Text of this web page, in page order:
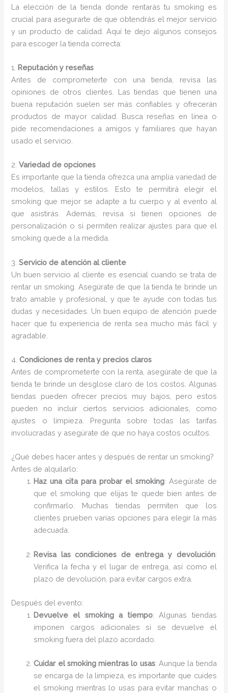
La elección de la tienda donde rentarás tu smoking es
crucial para asegurarte de que obtendrás el mejor servicio
y un producto de calidad. Aquí te dejo algunos consejos
para escoger la tienda correcta:
1. Reputación y reseñas
Antes de comprometerte con una tienda, revisa las
opiniones de otros clientes. Las tiendas que tienen una
buena reputación suelen ser más confiables y ofrecerán
productos de mayor calidad. Busca reseñas en línea o
pide recomendaciones a amigos y familiares que hayan
usado el servicio.
2.Variedad de opciones
Es importante que la tienda ofrezca una amplia variedad de
modelos, tallas y estilos. Esto te permitirá elegir el
smoking que mejor se adapte a tu cuerpo y al evento al
que asistirás. Además, revisa si tienen opciones de
personalización o si permiten realizar ajustes para que el
smoking quede a la medida.
3.Servicio de atención al cliente
Un buen servicio al cliente es esencial cuando se trata de
rentar un smoking. Asegúrate de que la tienda te brinde un
trato amable y profesional, y que te ayude con todas tus
dudas y necesidades. Un buen equipo de atención puede
hacer que tu experiencia de renta sea mucho más fácil y
agradable.
4.Condiciones de renta y precios claros
Antes de comprometerte con la renta, asegúrate de que la
tienda te brinde un desglose claro de los costos. Algunas
tiendas pueden ofrecer precios muy bajos, pero estos
pueden no incluir ciertos servicios adicionales, como
ajustes o limpieza. Pregunta sobre todas las tarifas
involucradas y asegúrate de que no haya costos ocultos.
¿Qué debes hacer antes y después de rentar un smoking?
Antes de alquilarlo:
Haz una cita para probar el smoking: Asegúrate de
que el smoking que elijas te quede bien antes de
confirmarlo. Muchas tiendas permiten que los
clientes prueben varias opciones para elegir la más
adecuada.
Revisa las condiciones de entrega y devolución:
Verifica la fecha y el lugar de entrega, así como el
plazo de devolución, para evitar cargos extra.
Después del evento:
Devuelve el smoking a tiempo: Algunas tiendas
imponen cargos adicionales si se devuelve el
smoking fuera del plazo acordado.
Cuidar el smoking mientras lo usas: Aunque la tienda
se encarga de la limpieza, es importante que cuides
el smoking mientras lo usas para evitar manchas o